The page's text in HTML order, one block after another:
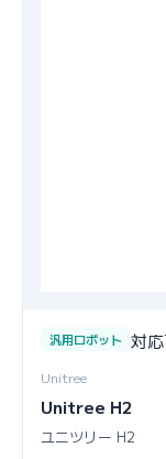
汎用ロボット 対
Unitree
Unitree H2
ユニツリー H2